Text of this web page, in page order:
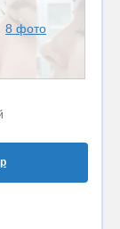
8 фото